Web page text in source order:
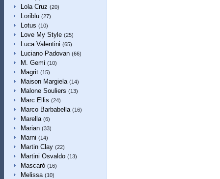
Lola Cruz (20)
Loriblu (27)
Lotus (10)
Love My Style (25)
Luca Valentini (65)
Luciano Padovan (66)
M. Gemi (10)
Magrit (15)
Maison Margiela (14)
Malone Souliers (13)
Marc Ellis (24)
Marco Barbabella (16)
Marella (6)
Marian (33)
Marni (14)
Martin Clay (22)
Martini Osvaldo (13)
Mascaró (16)
Melissa (10)